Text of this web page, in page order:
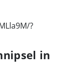
?
in